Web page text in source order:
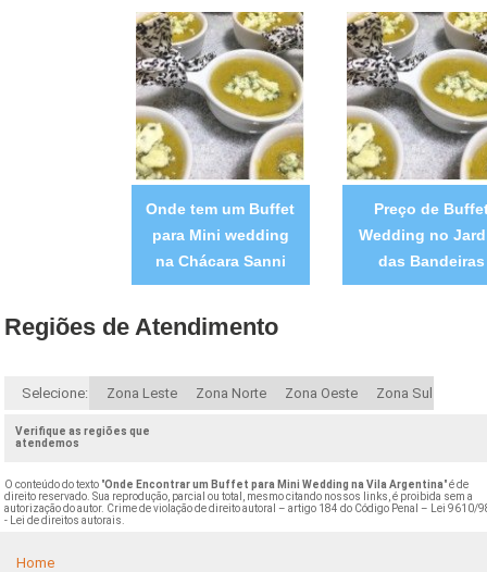
Onde tem um Buffet
para Mini wedding
na Chácara Sanni
Preço de
Wedding no
das Bandeiras
Regiões de Atendimento
Selecione: Zona Leste Zona Norte Zona Oeste Zona Sul
Verifique as regiões que
atendemos
O conteúdo do texto "Onde Encontrar um Buffet para Mini Wedding na Vila Argentina" é de
direito reservado. Sua reprodução, parcial ou total, mesmo citando nossos links, é proibida sem a
autorização do autor. Crime de violação de direito autoral – artigo 184 do Código Penal –
Lei 9610/
- Lei de direitos autorais
Home